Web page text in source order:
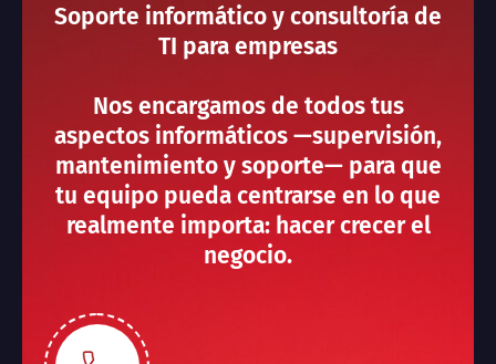
Soporte informático y consultoría de
TI para empresas
Nos encargamos de todos tus
aspectos informáticos —supervisión,
mantenimiento y soporte— para que
tu equipo pueda centrarse en lo que
realmente importa: hacer crecer el
negocio.